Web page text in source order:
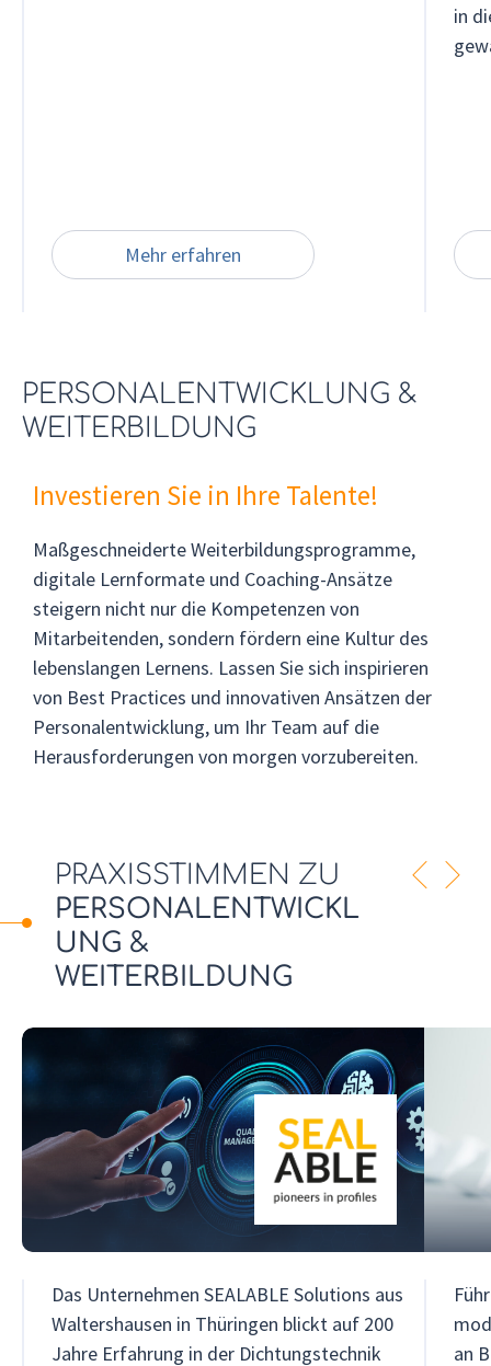
Mehr erfahren
in
PERSONALENTWICKLUNG &
WEITERBILDUNG
Investieren Sie in Ihre Talente!
Maßgeschneiderte Weiterbildungsprogramme,
digitale Lernformate und Coaching-Ansätze
steigern nicht nur die Kompetenzen von
Mitarbeitenden, sondern fördern eine Kultur des
lebenslangen Lernens. Lassen Sie sich inspirieren
von Best Practices und innovativen Ansätzen der
Personalentwicklung, um Ihr Team auf die
Herausforderungen von morgen vorzubereiten.
PRAXISSTIMMEN ZU
PERSONALENTWICKL
UNG &
WEITERBILDUNG
Z
c
W
e
Das Unternehmen SEALABLE Solutions aus
Waltershausen in Thüringen blickt auf 200
Jahre Erfahrung in der Dichtungstechnik
an